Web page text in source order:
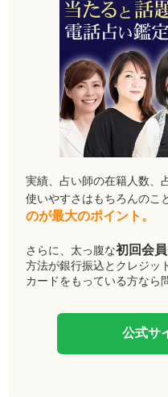
実績、占い師の在籍人数、
使いやすさはもちろんのこ
のが最大のポイント。
さらに、太っ腹な初回会
方法が銀行振込とクレジッ
カードをもっている方なら
公式サ